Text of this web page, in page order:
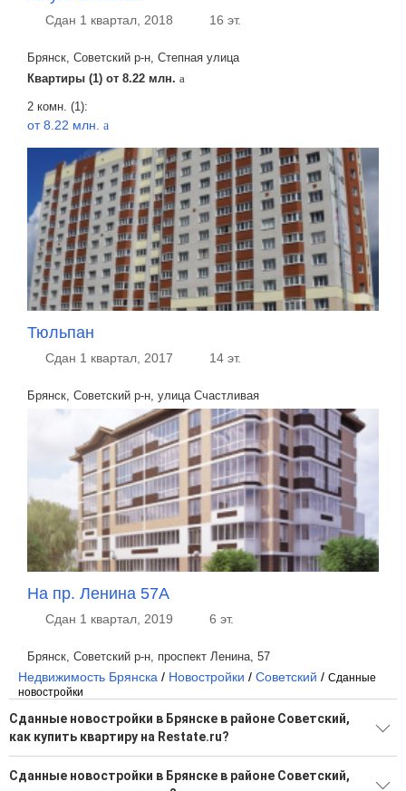
Сдан 1 квартал, 2018 16 эт.
Брянск, Советский р-н, Степная улица
Квартиры (1) от 8.22 млн. a
2 комн. (1):
от 8.22 млн. a
Тюльпан
Сдан 1 квартал, 2017 14 эт.
Брянск, Советский р-н, улица Счастливая
На пр. Ленина 57А
Сдан 1 квартал, 2019 6 эт.
Брянск, Советский р-н, проспект Ленина, 57
Недвижимость Брянска / Новостройки / Советский / Сданные
новостройки
Сданные новостройки в Брянске в районе Советский,
как купить квартиру на Restate.ru?
районе Советский от застройщика на Restate.ru
Сданные новостройки в Брянске в районе Советский,